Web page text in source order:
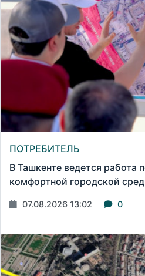
ПОТРЕБИТЕЛЬ
В Ташкенте ведется работа
комфортной городской
07.08.2026 13:02 0